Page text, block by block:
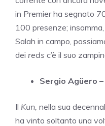
in Premier ha segnato
100 presenze;
Salah in campo,
dei reds c’è il suo
Sergio Agüero
Il Kun, nella sua
ha vinto soltanto una